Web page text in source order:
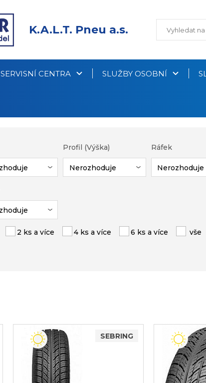
K.A.L.T. Pneu a.s.
SERVISNÍ CENTRA SLUŽBY OSOBNÍ
Profil (Výška) Ráfek
2 ks a více 4 ks a více 6 ks a více vše
SEBRING